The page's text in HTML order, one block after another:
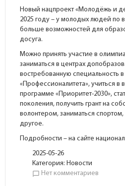
Новый нацпроект «Молодёжь и
2025 году – у молодых людей по
больше возможностей для
досуга.
Можно принять участие в
заниматься в центрах
востребованную специальность
«Профессионалитета», учиться в
программе «Приоритет-2030»,
поколения, получить грант на
волонтером, заниматься
другое.
Подробности – на сайте
2025-05-26
Категория: Новости
chat_bubble_outline Нет комментариев